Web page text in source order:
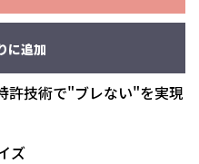
に追加
許技術で"ブレない"を実現
ズ